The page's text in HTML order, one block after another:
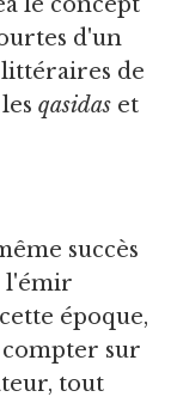
d'un
de
les qasidas et
succès
l'émir
époque,
sur
tout